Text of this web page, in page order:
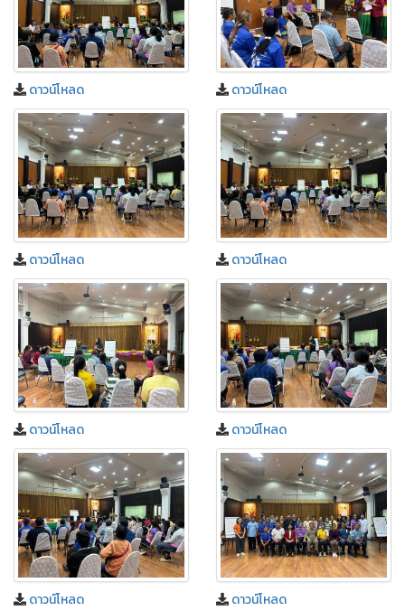
ดาวน์โหลด ดาวน์โหลด
ดาวน์โหลด ดาวน์โหลด
ดาวน์โหลด ดาวน์โหลด
ดาวน์โหลด ดาวน์โหลด